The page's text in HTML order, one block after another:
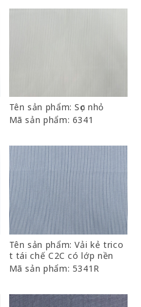
Tên sản phẩm: Sọc nhỏ
Mã sản phẩm: 6341
Tên sản phẩm: Vải kẻ trico
t tái chế C2C có lớp nền
Mã sản phẩm: 5341R